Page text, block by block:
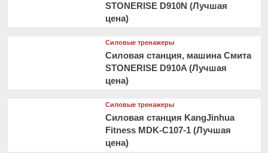
STONERISE D910N (Лучшая
цена)
Силовые тренажеры
Силовая станция, машина Смита
STONERISE D910A (Лучшая
цена)
Силовые тренажеры
Силовая станция KangJinhua
Fitness MDK-C107-1 (Лучшая
цена)